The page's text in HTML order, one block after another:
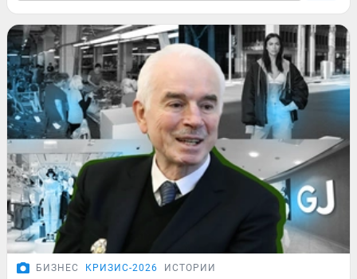
БИЗНЕС КРИЗИС-2026 ИСТОРИИ